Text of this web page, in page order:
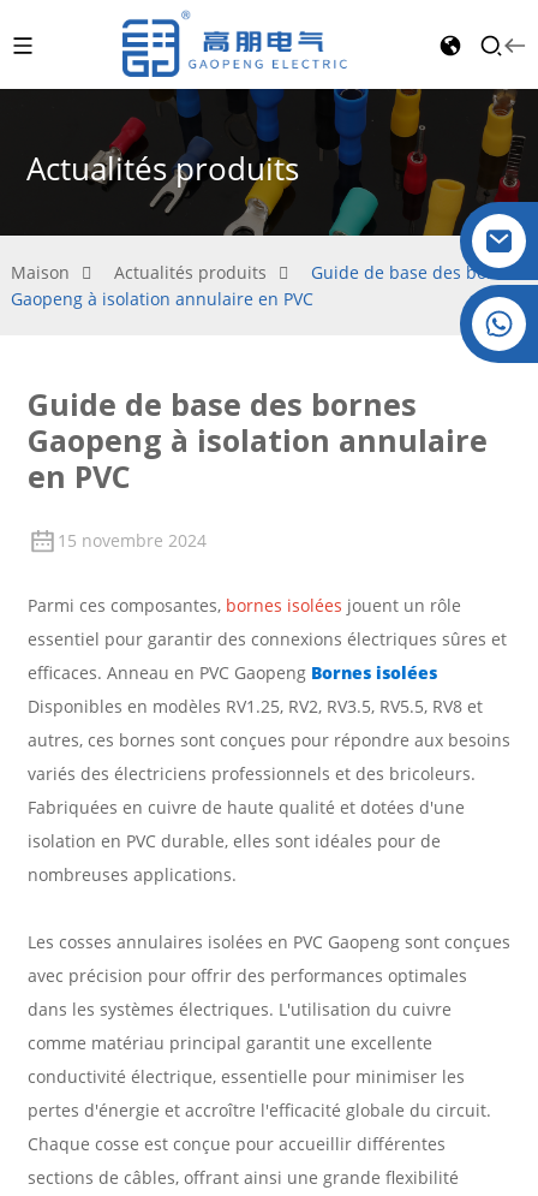
Actualités produits
Maison Actualités produits
Guide de base des bornes
Gaopeng à isolation annulaire en PVC
Guide de base des bornes
Gaopeng à isolation annulaire
en PVC
15 novembre 2024
Parmi ces composantes, bornes isolées jouent un rôle
essentiel pour garantir des connexions électriques sûres et
efficaces. Anneau en PVC Gaopeng Bornes isolées
Disponibles en modèles RV1.25, RV2, RV3.5, RV5.5, RV8 et
autres, ces bornes sont conçues pour répondre aux besoins
variés des électriciens professionnels et des bricoleurs.
Fabriquées en cuivre de haute qualité et dotées d'une
isolation en PVC durable, elles sont idéales pour de
nombreuses applications.
Les cosses annulaires isolées en PVC Gaopeng sont conçues
avec précision pour offrir des performances optimales
dans les systèmes électriques. L'utilisation du cuivre
comme matériau principal garantit une excellente
conductivité électrique, essentielle pour minimiser les
pertes d'énergie et accroître l'efficacité globale du circuit.
Chaque cosse est conçue pour accueillir différentes
sections de câbles, offrant ainsi une grande flexibilité